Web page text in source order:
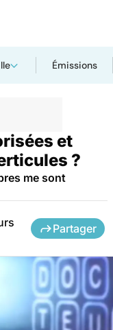
Émissions
et
?
me sont
Partager